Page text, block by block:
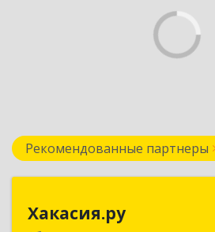
Рекомендованные партнеры
Хакасия.ру